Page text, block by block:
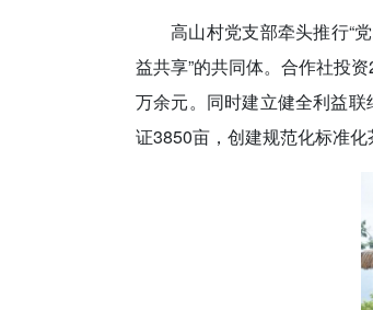
高山村党支部牵头推行“
益共享”的共同体。合作社投
万余元。同时建立健全利益
证3850亩，创建规范化标准化